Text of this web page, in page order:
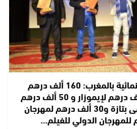
دعم المهرجانات السينمائية بالمغرب: 160 ألف درهم
لمهرجان فاس و80 ألف درهم لإيموزار و 50 ألف درهم
لمهرجان سينما المقهى بتازة و30 ألف درهم لمهرجان